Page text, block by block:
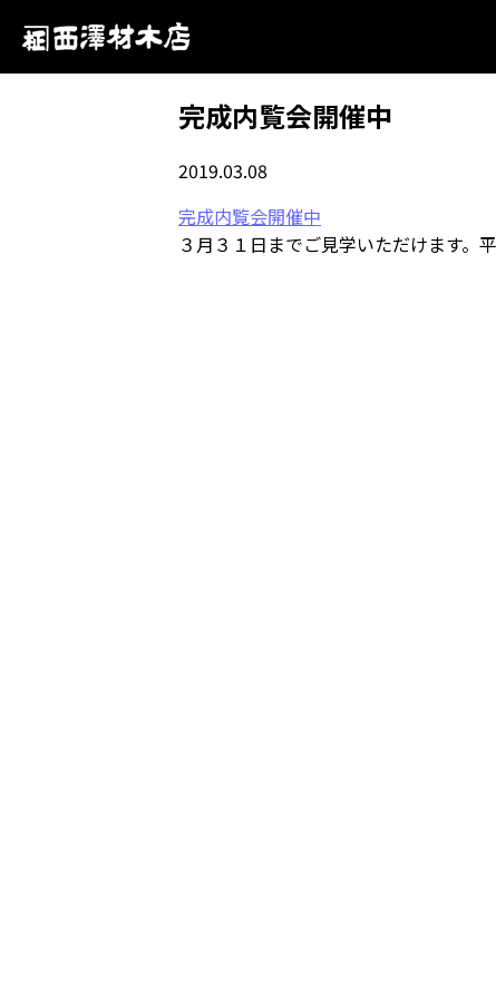
完成内覧会開催中
2019.03.08
完成内覧会開催中
３月３１日までご見学いただけます。